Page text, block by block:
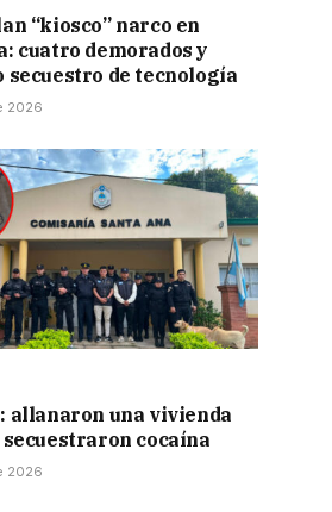
“kiosco” narco en
cuatro demorados y
de tecnología
2026
allanaron una vivienda
cocaína
2026